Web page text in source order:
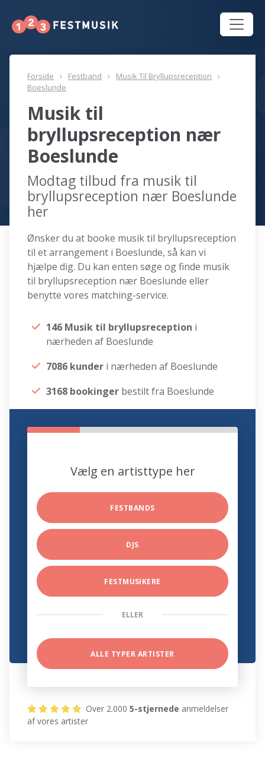
Forside Festband
Musik Til Bryllupsreception
Boeslunde
Musik til
bryllupsreception nær
Boeslunde
Modtag tilbud fra musik til
bryllupsreception nær Boeslunde
her
Ønsker du at booke musik til bryllupsreception
til et arrangement i Boeslunde, så kan vi
hjælpe dig. Du kan enten søge og finde musik
til bryllupsreception nær Boeslunde eller
benytte vores matching-service.
146 Musik til bryllupsreception i
nærheden af Boeslunde
7086 kunder i nærheden af Boeslunde
3168 bookinger bestilt fra Boeslunde
Vælg en artisttype her
FESTBANDS
DJS
FESTMUSIKERE
ELLER
ALLE TYPER ARTISTER
Over 2.0005-stjernede anmeldelser
af vores artister